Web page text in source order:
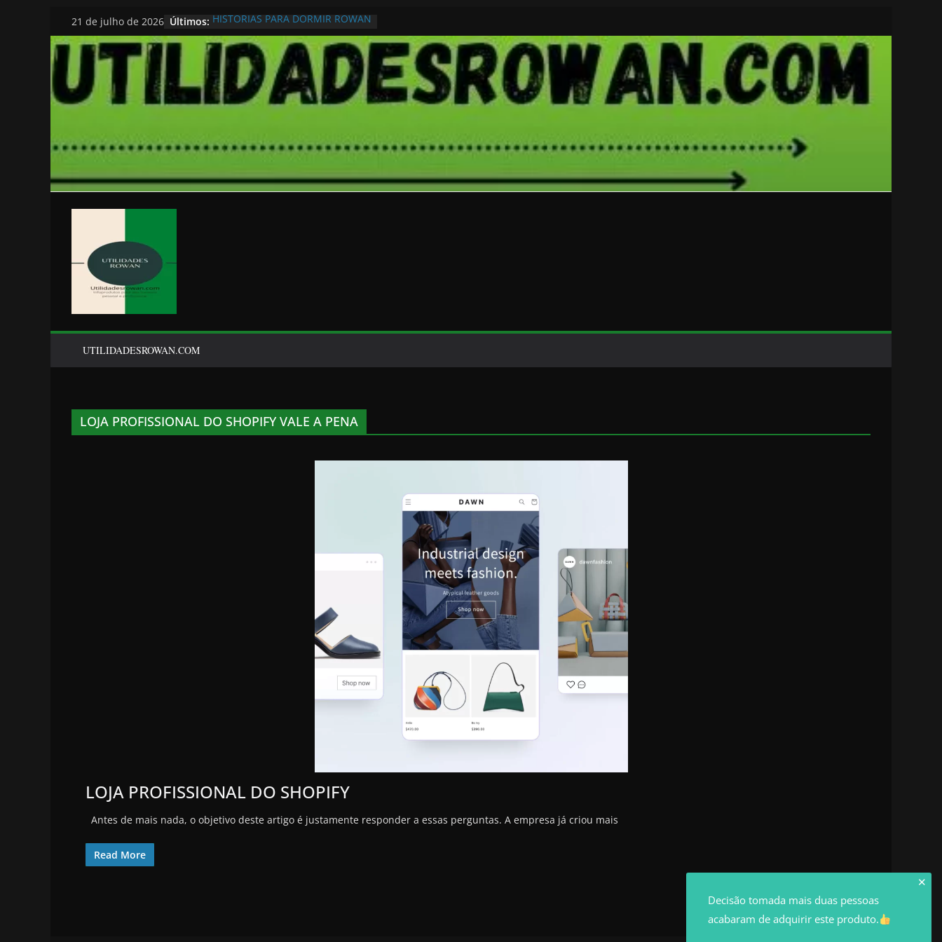
Pular
para
o
conteúdo
21 de julho de 2026 Últimos: HISTORIAS PARA DORMIR ROWAN
UTILIDADESROWAN.COM
LOJA PROFISSIONAL DO SHOPIFY VALE A PENA
LOJA PROFISSIONAL DO SHOPIFY
Antes de mais nada, o objetivo deste artigo é justamente responder a essas perguntas. A empresa já criou mais
Read More
✕
Decisão tomada mais duas pessoas
acabaram de adquirir este produto.